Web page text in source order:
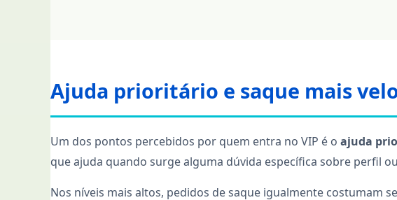
Ajuda prioritário e saque mais
Um dos pontos percebidos por quem entra no VIP é o ajuda
que ajuda quando surge alguma dúvida específica sobre perfil
Nos níveis mais altos, pedidos de saque igualmente costumam